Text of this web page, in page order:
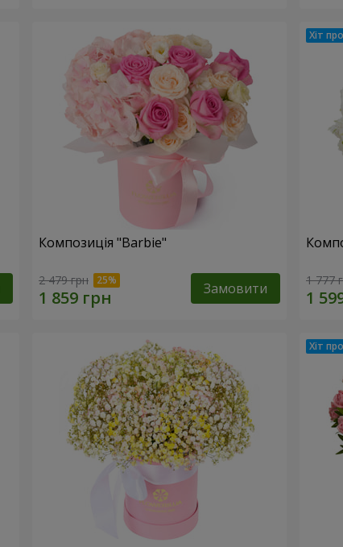
Композиція "Barbie"
2 479 грн Замовити 1 777